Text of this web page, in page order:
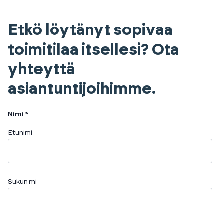
Etkö löytänyt sopivaa
toimitilaa itsellesi? Ota
yhteyttä
asiantuntijoihimme.
Nimi
Etunimi
Sukunimi